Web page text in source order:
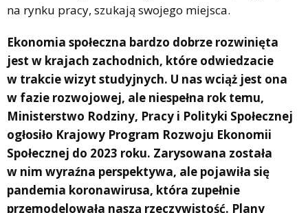
na rynku pracy, szukają swojego miejsca.
Ekonomia społeczna bardzo dobrze rozwinięta
jest w krajach zachodnich, które odwiedzacie
w trakcie wizyt studyjnych. U nas wciąż jest ona
w fazie rozwojowej, ale niespełna rok temu,
Ministerstwo Rodziny, Pracy i Polityki Społecznej
ogłosiło Krajowy Program Rozwoju Ekonomii
Społecznej do 2023 roku. Zarysowana została
w nim wyraźna perspektywa, ale pojawiła się
pandemia koronawirusa, która zupełnie
przemodelowała naszą rzeczywistość. Plany